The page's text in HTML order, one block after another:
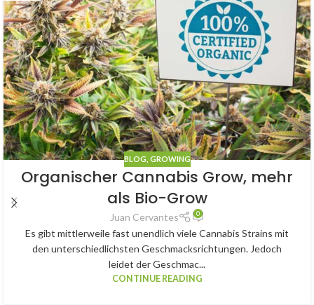
BLOG GROWING
Organischer Cannabis Grow, mehr
als Bio-Grow
Juan Cervantes 0
Es gibt mittlerweile fast unendlich viele Cannabis Strains mit
den unterschiedlichsten Geschmacksrichtungen. Jedoch
leidet der Geschmac...
CONTINUE READING